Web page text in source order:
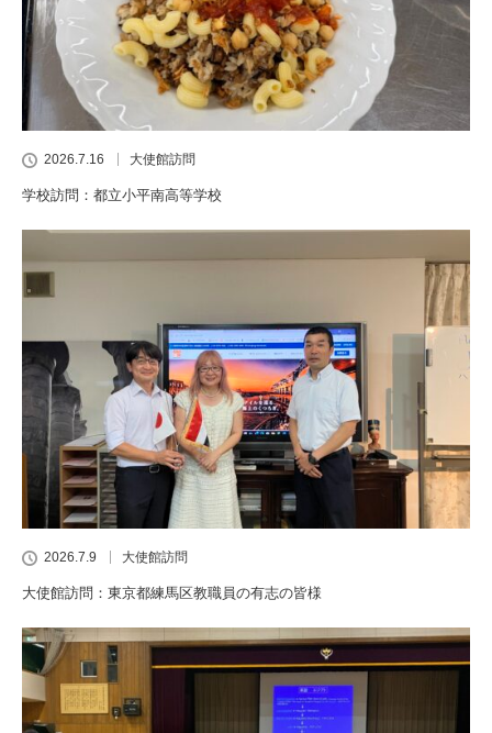
2026.7.16 大使館訪問
学校訪問：都立小平南高等学校
2026.7.9 大使館訪問
大使館訪問：東京都練馬区教職員の有志の皆様